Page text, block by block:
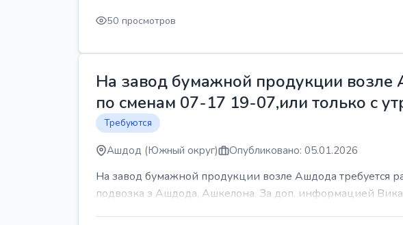
50 просмотров
На завод бумажной продукции возле
по сменам 07-17 19-07,или только с
Требуются
Ашдод (Южный округ) Опубликовано: 05.01.2026
На завод бумажной продукции возле Ашдода требуется
подвозка з Ашдода, Ашкелона. За доп. информацией Вика